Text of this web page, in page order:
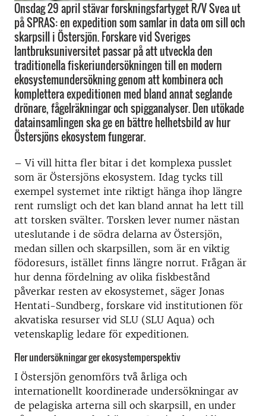
Onsdag 29 april stävar forskningsfartyget R/V Svea ut
på SPRAS: en expedition som samlar in data om sill och
skarpsill i Östersjön. Forskare vid Sveriges
lantbruksuniversitet passar på att utveckla den
traditionella fiskeriundersökningen till en modern
ekosystemundersökning genom att kombinera och
komplettera expeditionen med bland annat seglande
drönare, fågelräkningar och spigganalyser. Den utökade
datainsamlingen ska ge en bättre helhetsbild av hur
Östersjöns ekosystem fungerar.
– Vi vill hitta fler bitar i det komplexa pusslet
som är Östersjöns ekosystem. Idag tycks till
exempel systemet inte riktigt hänga ihop längre
rent rumsligt och det kan bland annat ha lett till
att torsken svälter. Torsken lever numer nästan
uteslutande i de södra delarna av Östersjön,
medan sillen och skarpsillen, som är en viktig
födoresurs, istället finns längre norrut. Frågan är
hur denna fördelning av olika fiskbestånd
påverkar resten av ekosystemet, säger Jonas
Hentati-Sundberg, forskare vid institutionen för
akvatiska resurser vid SLU (SLU Aqua) och
vetenskaplig ledare för expeditionen.
Fler undersökningar ger ekosystemperspektiv
I Östersjön genomförs två årliga och
internationellt koordinerade undersökningar av
de pelagiska arterna sill och skarpsill, en under